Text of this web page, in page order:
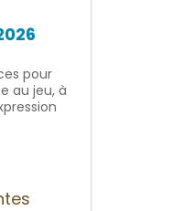
pour
au jeu, à